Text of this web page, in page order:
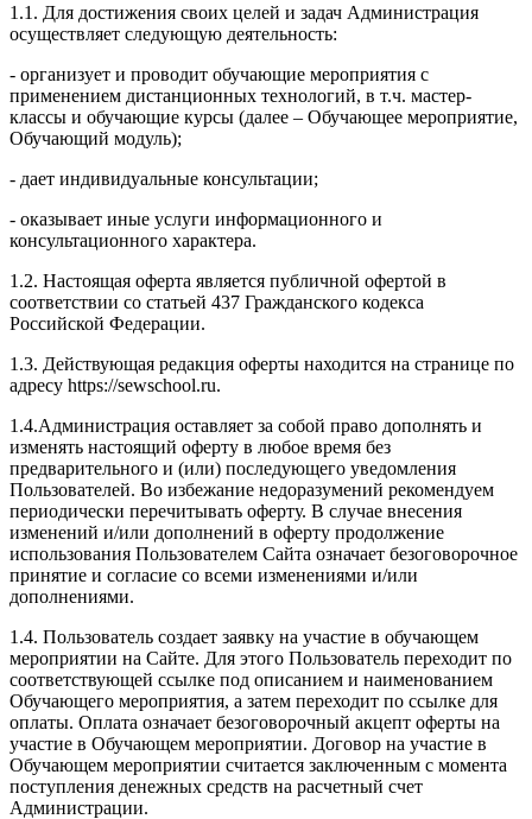
1.1. Для достижения своих целей и задач Администрация
осуществляет следующую деятельность:
- организует и проводит обучающие мероприятия с
применением дистанционных технологий, в т.ч. мастер-
классы и обучающие курсы (далее – Обучающее мероприятие,
Обучающий модуль);
- дает индивидуальные консультации;
- оказывает иные услуги информационного и
консультационного характера.
1.2. Настоящая оферта является публичной офертой в
соответствии со статьей 437 Гражданского кодекса
Российской Федерации.
1.3. Действующая редакция оферты находится на странице по
адресу https://sewschool.ru.
1.4.Администрация оставляет за собой право дополнять и
изменять настоящий оферту в любое время без
предварительного и (или) последующего уведомления
Пользователей. Во избежание недоразумений рекомендуем
периодически перечитывать оферту. В случае внесения
изменений и/или дополнений в оферту продолжение
использования Пользователем Сайта означает безоговорочное
принятие и согласие со всеми изменениями и/или
дополнениями.
1.4. Пользователь создает заявку на участие в обучающем
мероприятии на Сайте. Для этого Пользователь переходит по
соответствующей ссылке под описанием и наименованием
Обучающего мероприятия, а затем переходит по ссылке для
оплаты. Оплата означает безоговорочный акцепт оферты на
участие в Обучающем мероприятии. Договор на участие в
Обучающем мероприятии считается заключенным с момента
поступления денежных средств на расчетный счет
Администрации.